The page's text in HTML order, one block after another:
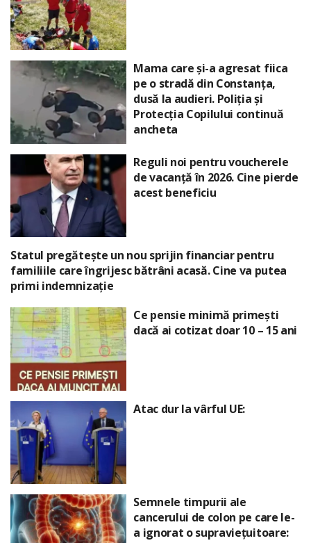
Mama care și-a agresat fiica
pe o stradă din Constanța,
dusă la audieri. Poliția și
Protecția Copilului continuă
ancheta
Reguli noi pentru voucherele
de vacanță în 2026. Cine pierde
acest beneficiu
Statul pregătește un nou sprijin financiar pentru
familiile care îngrijesc bătrâni acasă. Cine va putea
primi indemnizație
Ce pensie minimă primești
dacă ai cotizat doar 10 – 15 ani
Atac dur la vârful UE:
Semnele timpurii ale
cancerului de colon pe care le-
a ignorat o supraviețuitoare: